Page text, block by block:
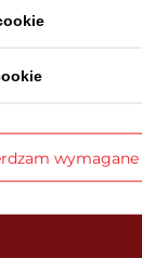
wymagane